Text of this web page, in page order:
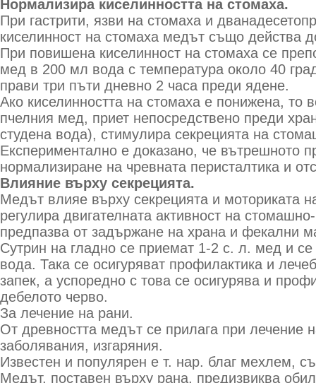
Нормализира киселинността на стомаха.
При гастрити, язви на стомаха и
киселинност на стомаха медът също действа
При повишена киселинност на стомаха се
мед в 200 мл вода с температура около 40
прави три пъти дневно 2 часа преди ядене.
Ако киселинността на стомаха е понижена, то
пчелния мед, приет непосредствено преди
студена вода), стимулира секрецията на
Експериментално е доказано, че вътрешното
нормализиране на чревната перисталтика и
Влияние върху секрецията.
Медът влияе върху секрецията и моториката
регулира двигателната активност на
предпазва от задържане на храна и фекални
Сутрин на гладно се приемат 1-2 с. л. мед и
вода. Така се осигуряват профилактика и
запек, а успоредно с това се осигурява и
дебелото черво.
За лечение на рани.
От древността медът се прилага при лечение
заболявания, изгаряния.
Известен и популярен е т. нар. благ мехлем,
Медът, поставен върху рана, предизвиква